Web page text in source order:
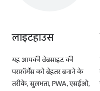
लाइटहाउस
यह आपकी वेबसाइट की
परफ़ॉर्मेंस को बेहतर बनाने के
तरीके, सुलभता, PWA, एसईओ,